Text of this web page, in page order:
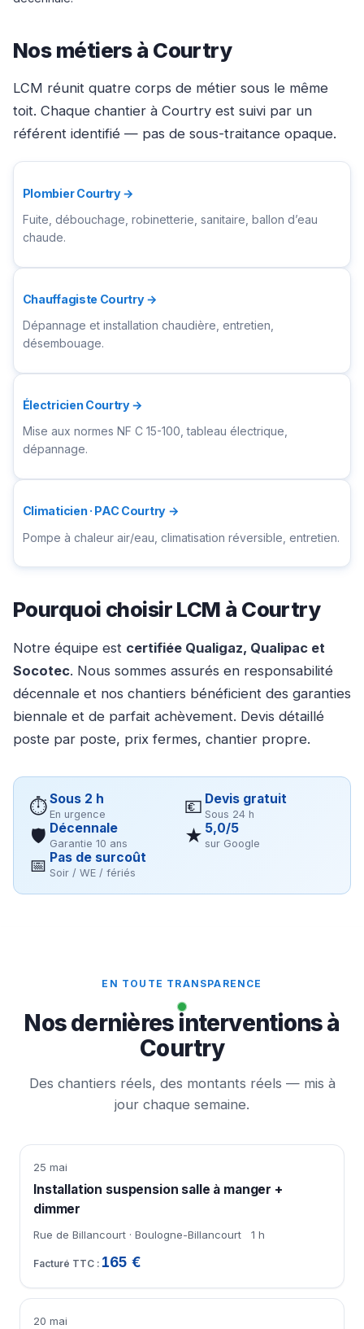
Nos métiers à Courtry
LCM réunit quatre corps de métier sous le même
toit. Chaque chantier à Courtry est suivi par un
référent identifié — pas de sous-traitance opaque.
Plombier Courtry →
Fuite, débouchage, robinetterie, sanitaire, ballon d’eau
chaude.
Chauffagiste Courtry →
Dépannage et installation chaudière, entretien,
désembouage.
Électricien Courtry →
Mise aux normes NF C 15-100, tableau électrique,
dépannage.
Climaticien · PAC Courtry →
Pompe à chaleur air/eau, climatisation réversible, entretien.
Pourquoi choisir LCM à Courtry
Notre équipe est certifiée Qualigaz, Qualipac et
Socotec. Nous sommes assurés en responsabilité
décennale et nos chantiers bénéficient des garanties
biennale et de parfait achèvement. Devis détaillé
poste par poste, prix fermes, chantier propre.
⏱Sous 2 h
En urgence 💶 Devis gratuit
Sous 24 h
🛡 Décennale
Garantie 10 ans ★ 5,0/5
sur Google
📅 Pas de surcoût
Soir / WE / fériés
EN TOUTE TRANSPARENCE
Nos dernières interventions à
Courtry
Des chantiers réels, des montants réels — mis à
jour chaque semaine.
25 mai
Installation suspension salle à manger +
dimmer
Rue de Billancourt · Boulogne-Billancourt 1 h
165 €
20 mai